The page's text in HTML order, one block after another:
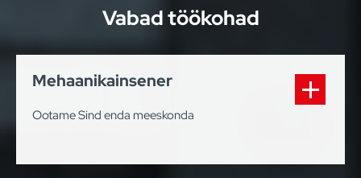
Vabad töökohad
Mehaanikainsener
Ootame Sind enda meeskonda
Meie juures: